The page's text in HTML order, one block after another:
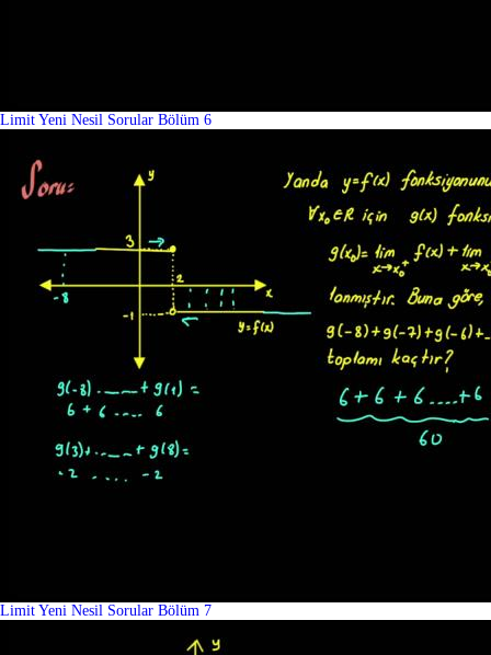
Limit Yeni Nesil Sorular Bölüm 6
Limit Yeni Nesil Sorular Bölüm 7